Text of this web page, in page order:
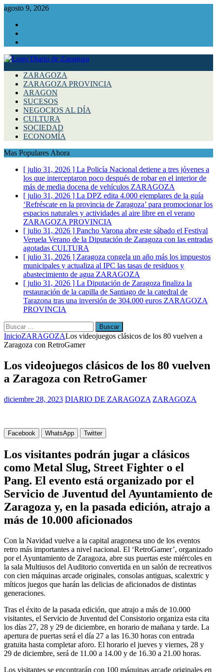
agosto 9, 2026
ZARAGOZA
ZARAGOZA PROVINCIA
ARAGON
SUCESOS
NEGOCIOS AL DÍA
CULTURA
SOCIEDAD
ECONOMÍA
Mas Populares Ahora
[ julio 31, 2026 ] La Policía Nacional detiene a tres jóvenes a
los que interceptaron poco después de robar en el interior de
más de media docena de vehículos ZARAGOZA
[ julio 31, 2026 ] La DPZ edita 4.000 ejemplares de la guía
‘Refréscate en la provincia de Zaragoza’ para promocionar los
espacios naturales y actividades al aire libre en el verano
ZARAGOZA PROVINCIA
[ julio 31, 2026 ] Pancho Varona abre este sábado el Festival
Veruela Verano de la Diputación de Zaragoza con las entradas
agotadas CULTURA
[ julio 31, 2026 ] Zaragoza congela un año más los impuestos
municipales y actualiza al IPC las tasas de residuos y
abastecimiento de agua ZARAGOZA
[ julio 31, 2026 ] La Diputación de Zaragoza finaliza la
restauración de la capilla de Santiago de la catedral de
Tarazona tras una inversión de 304.000 euros ZARAGOZA
PROVINCIA
Buscar:
InicioZARAGOZALos videojuegos clásicos de los 80 vuelven a
Zaragoza con RetroGamer
Los videojuegos clásicos de los 80 vuelven
a Zaragoza con RetroGamer
diciembre 28, 2023 DIARIO DE ZARAGOZA ZARAGOZA
Facebook WhatsApp Twitter
Los visitantes podrán jugar a clásicos
como Metal Slug, Street Fighter o el
Pang. El evento está organizado por el
Servicio de Juventud del Ayuntamiento de
Zaragoza y, en la pasada edición, atrajo a
más de 10.000 aficionados
Con la Navidad vuelve a la capital aragonesa uno de los eventos
retro más importantes a nivel nacional. El ‘RetroGamer’, organizado
por el Ayuntamiento de Zaragoza, abre sus puertas este miércoles en
la sala Multiusos del Auditorio convertida en un salón de recreativos
con cien máquinas arcade originales, consolas antiguas, scalextric y
míticos juegos que harán las delicias de aficionados de distintas
generaciones.
Tras el éxito de la pasada edición, que atrajo a más de 10.000
visitantes, el Servicio de Juventud del Consistorio organiza esta cita
los días 27, 28 y 29 de diciembre, en horario de mañana y tarde. La
apertura de puertas será el día 27 a las 16.30 horas con entrada
gratuita hasta completar aforo. El horario el jueves y viernes, 28 y
29 de diciembre, será de 11.00 a 14.00 y de 16.30 a 21.00 horas.
Los visitantes se encontrarán con 100 máquinas arcade originales en